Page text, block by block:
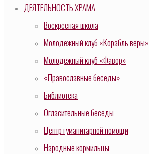
ДЕЯТЕЛЬНОСТЬ ХРАМА
Воскресная школа
Молодежный клуб «Корабль веры»
Молодежный клуб «Фавор»
«Православные беседы»
Библиотека
Огласительные беседы
Центр гуманитарной помощи
Народные кормильцы